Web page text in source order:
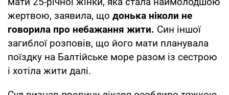
жертвою, заявила, що донька ніколи не
говорила про небажання жити. Син іншої
загиблої розповів, що його мати планувала
поїздку на Балтійське море разом із сестрою
і хотіла жити далі.